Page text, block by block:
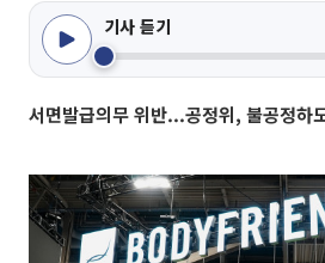
기사 듣기
서면발급의무 위반...공정위, 불공정하